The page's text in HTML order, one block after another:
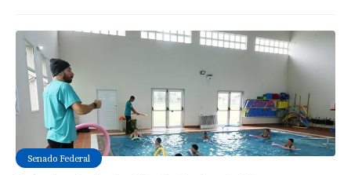
Senado Federal